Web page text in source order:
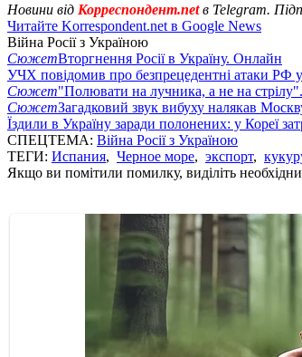
Новини від Корреспондент.netв Telegram.
Читайте Korrespondent.net в Google News
Війна Росії з Україною
СюжетВторгнення Росії в Україну. Онлайн
УЧХ повідомив про безпрецедентні атаки РФ
Сюжет"Полювати на лучника, а не на
СюжетЗагадковий звук вибуху налякав
Їздили в Україну заради полонених: у Кореї
СПЕЦТЕМА: Війна Росії з Україною
ТЕГИ: Испания, Черное море, экспорт,
Якщо ви помітили помилку, виділіть